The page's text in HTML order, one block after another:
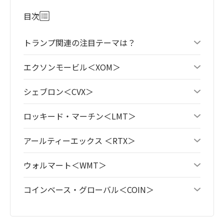
目次
トランプ関連の注目テーマは？
エクソンモービル＜XOM＞
シェブロン＜CVX＞
ロッキード・マーチン＜LMT＞
アールティーエックス ＜RTX＞
ウォルマート＜WMT＞
コインベース・グローバル＜COIN＞